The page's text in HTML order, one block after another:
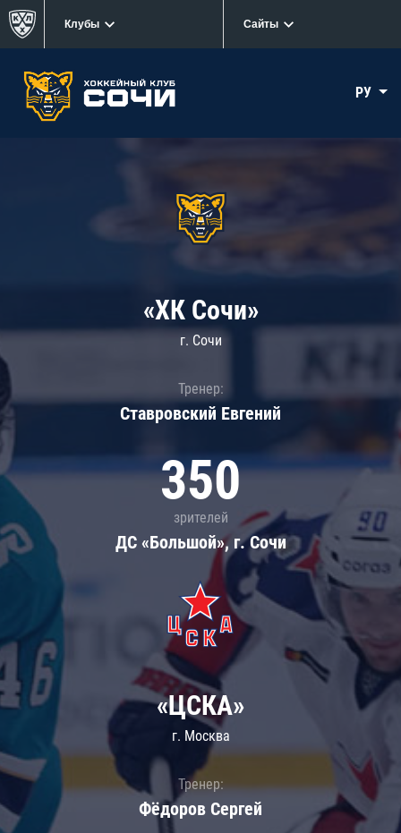
Клубы Сайты
РУ
«ХК Сочи»
г. Сочи
Тренер:
Ставровский Евгений
350
зрителей
ДС «Большой», г. Сочи
«ЦСКА»
г. Москва
Тренер:
Фёдоров Сергей